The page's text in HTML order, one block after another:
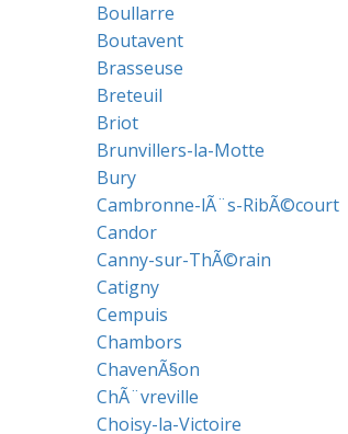
Boullarre
Boutavent
Brasseuse
Breteuil
Briot
Brunvillers-la-Motte
Bury
Cambronne-lÃ¨s-RibÃ©court
Candor
Canny-sur-ThÃ©rain
Catigny
Cempuis
Chambors
ChavenÃ§on
ChÃ¨vreville
Choisy-la-Victoire